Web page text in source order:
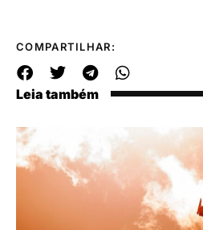
COMPARTILHAR:
Leia também